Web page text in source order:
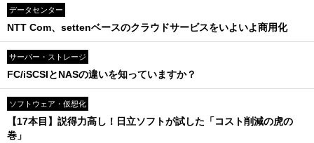
データセンター
NTT Com、settenベースのクラウドサービスをいよいよ商用化
サーバー・ストレージ
FC/iSCSIとNASの違いを知っていますか？
ソフトウェア・仮想化
【17本目】説得力高し！日立ソフトが試した「コスト削減の虎の
巻」